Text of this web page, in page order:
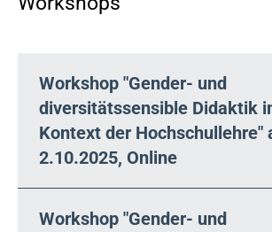
Workshop "Gender- und
diversitätssensible Didaktik
Kontext der Hochschullehre"
2.10.2025, Online
Workshop "Gender- und